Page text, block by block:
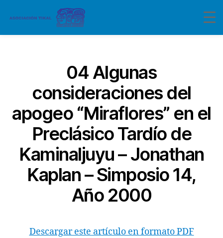
04 Algunas
consideraciones del
apogeo “Miraflores” en el
Preclásico Tardío de
Kaminaljuyu – Jonathan
Kaplan – Simposio 14,
Año 2000
Descargar este artículo en formato PDF